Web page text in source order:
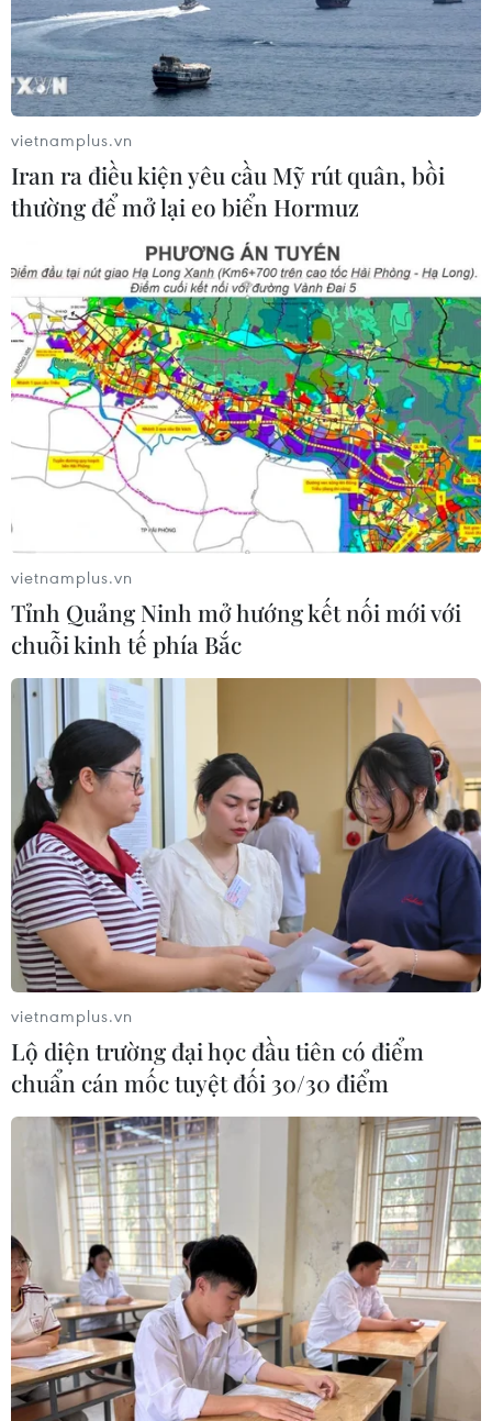
tới 16ha, lực lượng cứu hộ mới tìm thấy thi thể cháu
K’Khương, nạn nhân mất tích sau vụ lật xuồng trưa
24/3.
vietnamplus.vn
Iran ra điều kiện yêu cầu Mỹ rút quân, bồi
thường để mở lại eo biển Hormuz
vietnamplus.vn
Tỉnh Quảng Ninh mở hướng kết nối mới với
chuỗi kinh tế phía Bắc
vietnamplus.vn
Lộ diện trường đại học đầu tiên có điểm
chuẩn cán mốc tuyệt đối 30/30 điểm